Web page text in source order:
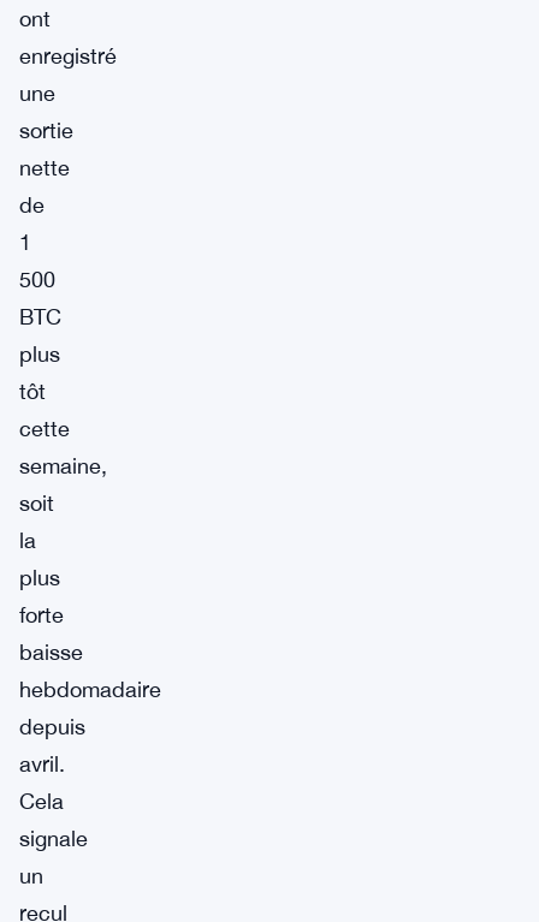
ont
enregistré
une
sortie
nette
de
1
500
BTC
plus
tôt
cette
semaine,
soit
la
plus
forte
baisse
hebdomadaire
depuis
avril.
Cela
signale
un
recul